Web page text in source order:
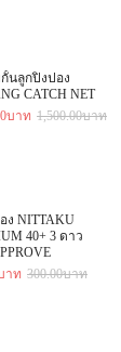
นลูกปิงปอง
CATCH NET
บาท 1,500.00บาท
ง NITTAKU
40+ 3 ดาว
าท 300.00บาท